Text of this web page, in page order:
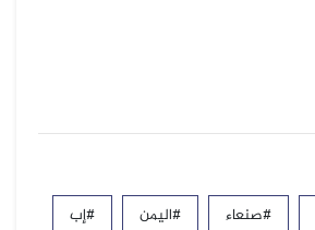
#صنعاء #اليمن
#إب